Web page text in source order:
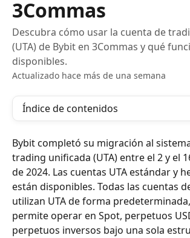
3Commas
Descubra cómo usar la cuenta de
(UTA) de Bybit en 3Commas y qué
disponibles.
Actualizado hace más de una semana
Índice de contenidos
Bybit completó su migración al
trading unificada (UTA) entre el 2 y el
de 2024. Las cuentas UTA estándar y
están disponibles. Todas las cuentas
utilizan UTA de forma
permite operar en Spot, perpetuos
perpetuos inversos bajo una sola